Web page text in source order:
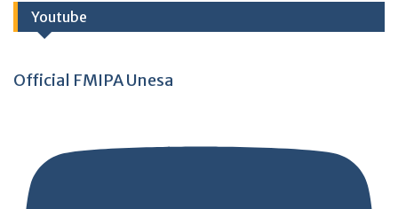
Youtube
Official FMIPA Unesa